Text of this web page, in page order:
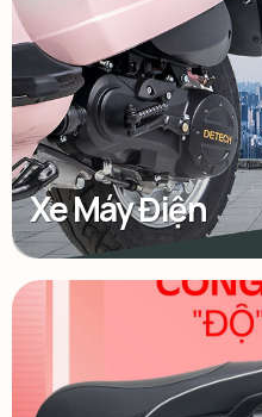
Xe Máy Điện